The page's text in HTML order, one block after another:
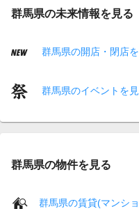
群馬県の未来情報を見る
群馬県の開店・閉店
群馬県のイベントを
群馬県の物件を見る
群馬県の賃貸(マンシ